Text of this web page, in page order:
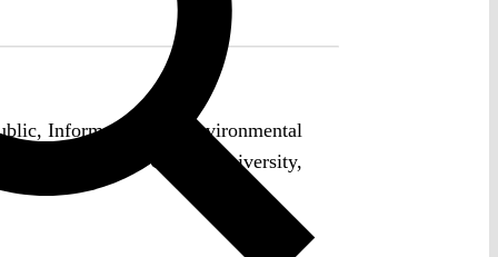
Information and Environmental
research unit at Goethe University,